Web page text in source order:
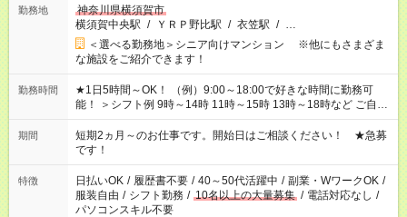
勤務地
神奈川県横須賀市
横須賀中央駅 / ＹＲＰ野比駅 / 衣笠駅 / …
＜選べる勤務地＞シニア向けマンション ※他にもさまざま
な施設をご紹介できます！
勤務時間
★1日5時間～OK！ （例）9:00～18:00で好きな時間に勤務可
能！ ＞シフト例 9時～14時 11時～15時 13時～18時など ご自身
のご都合に合わせて勤務時間をご相談ください！ ★家庭の都合
でお休みや時間の調整が必要な場合も遠慮なくご相談くださ
い。
期間
短期2ヵ月～のお仕事です。開始日はご相談ください！ ★急募
です！
特徴 日払いOK / 履歴書不要 / 40～50代活躍中 / 副業・WワークOK /
服装自由 / シフト勤務 / 10名以上の大量募集 / 電話対応なし /
パソコンスキル不要